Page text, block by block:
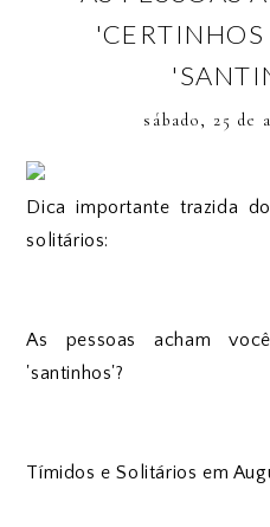
sábado, 25 de
Dica importante trazida
solitários:
As pessoas acham
'santinhos'?
Tímidos e Solitários em